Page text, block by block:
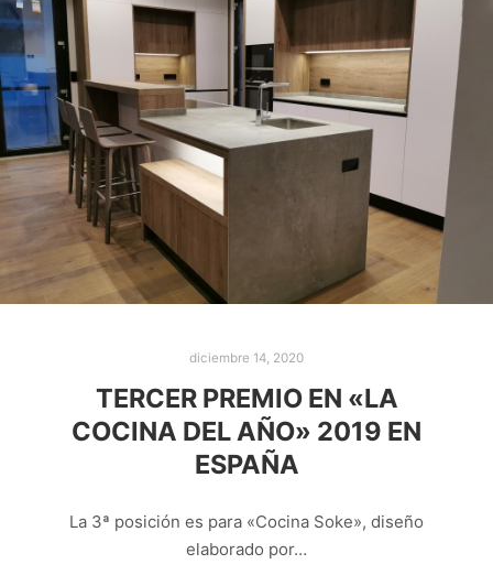
diciembre 14, 2020
TERCER PREMIO EN «LA
COCINA DEL AÑO» 2019 EN
ESPAÑA
La 3ª posición es para «Cocina Soke», diseño
elaborado por…